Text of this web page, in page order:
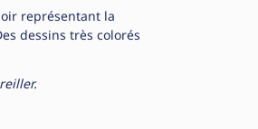
représentant la
dessins très colorés